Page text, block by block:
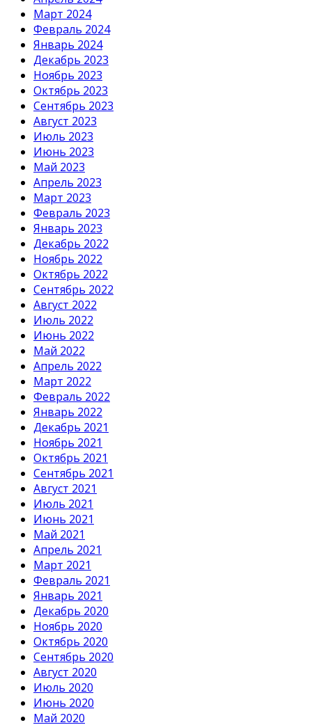
Март 2024
Февраль 2024
Январь 2024
Декабрь 2023
Ноябрь 2023
Октябрь 2023
Сентябрь 2023
Август 2023
Июль 2023
Июнь 2023
Май 2023
Апрель 2023
Март 2023
Февраль 2023
Январь 2023
Декабрь 2022
Ноябрь 2022
Октябрь 2022
Сентябрь 2022
Август 2022
Июль 2022
Июнь 2022
Май 2022
Апрель 2022
Март 2022
Февраль 2022
Январь 2022
Декабрь 2021
Ноябрь 2021
Октябрь 2021
Сентябрь 2021
Август 2021
Июль 2021
Июнь 2021
Май 2021
Апрель 2021
Март 2021
Февраль 2021
Январь 2021
Декабрь 2020
Ноябрь 2020
Октябрь 2020
Сентябрь 2020
Август 2020
Июль 2020
Июнь 2020
Май 2020